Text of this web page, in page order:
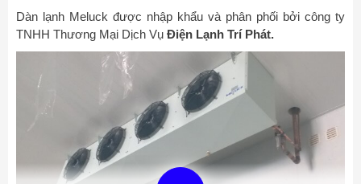
Dàn lạnh Meluck được nhập khẩu và phân phối bởi công ty
TNHH Thương Mại Dịch Vụ Điện Lạnh Trí Phát.